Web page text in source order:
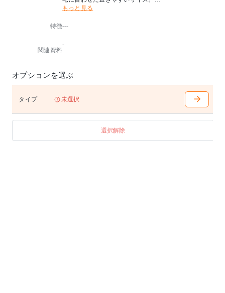
【備考】
※高野木工にてデザイン企画し中国の提携工場で生産
※こちらのソファは5年保証の対象外となります。あら
【洗濯表示】
洗濯表示マーク 洗濯機で洗濯ができます。（弱洗い）
洗濯表示マーク ドライクリーニングができます。
もっと見る
特徴---
関連資料
-
オプションを選ぶ
タイプ 未選択
選択解除